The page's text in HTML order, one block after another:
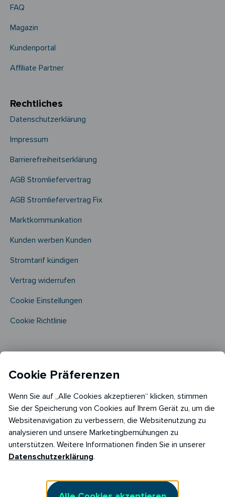
FAQ
Magazin
Kundenportal
Affiliate Partner
Rechtliches
Datenschutzerklärung
Impressum
Barrierefreiheitserklärung
AGB Stromliefervertrag
AGB Stromliefervertrag Fix
Marktkommunikation
Kunden werben Kunden
Stromtarif kündigen
Vertrag widerrufen
Cookie Einstellungen
Cookie Richtlinie​
Copyright © 2026
RABOT Energy DE GmbH
Hopfenmarkt 33,
Cookie Präferenzen
Wenn Sie auf „Alle Cookies akzeptieren“ klicken, stimmen
Sie der Speicherung von Cookies auf Ihrem Gerät zu, um die
Websitenavigation zu verbessern, die Websitenutzung zu
analysieren und unsere Marketingbemühungen zu
unterstützen. Weitere Informationen finden Sie in unserer
Datenschutzerklärung.